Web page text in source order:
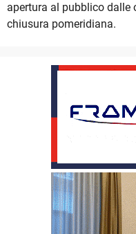
apertura al pubblico dalle
chiusura pomeridiana.